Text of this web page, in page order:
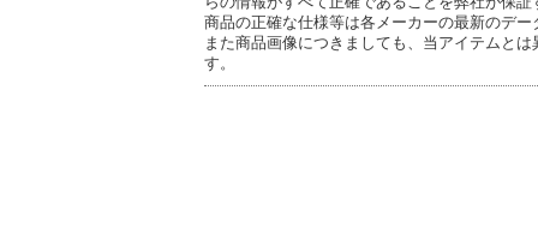
商品の正確な仕様等は各メーカーの最新のデ
また商品画像につきましても、当アイテムと
す。